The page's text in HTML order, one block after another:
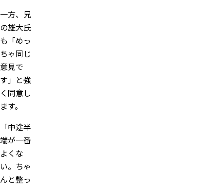
一方、兄
の雄大氏
も「めっ
ちゃ同じ
意見で
す」と強
く同意し
ます。
「中途半
端が一番
よくな
い。ちゃ
んと整っ